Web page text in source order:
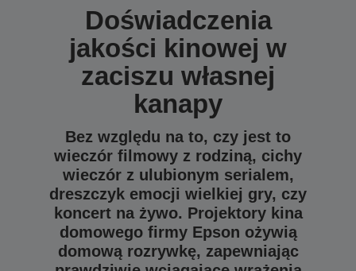
Doświadczenia
jakości kinowej w
zaciszu własnej
kanapy
Bez względu na to, czy jest to
wieczór filmowy z rodziną, cichy
wieczór z ulubionym serialem,
dreszczyk emocji wielkiej gry, czy
koncert na żywo. Projektory kina
domowego firmy Epson ożywią
domową rozrywkę, zapewniając